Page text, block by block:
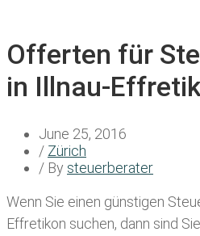
Offerten für
in Illnau-
June 25, 2016
/ Zürich
/ By steuerberater
Wenn Sie einen günstigen
Effretikon suchen, dann sind